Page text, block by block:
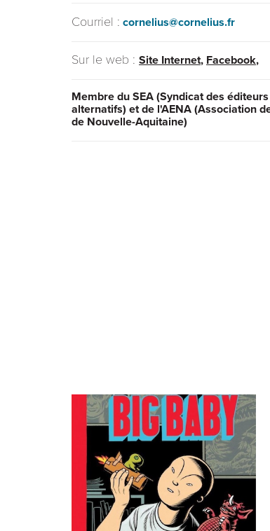
Courriel : cornelius@cornelius.fr
Sur le web : Site Internet, Facebook,
Membre du SEA (Syndicat des éditeurs
alternatifs) et de l'AENA (Association
de Nouvelle-Aquitaine)